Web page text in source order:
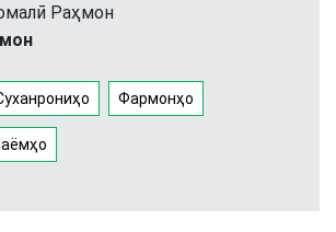
Раҳмон
Фармонҳо